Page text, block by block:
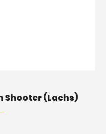
Shooter (Lachs)